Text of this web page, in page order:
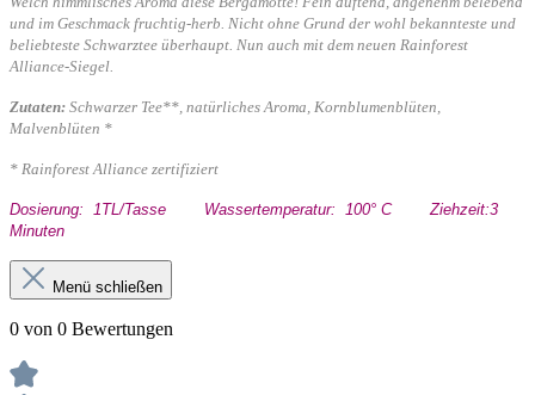
und im Geschmack fruchtig-herb. Nicht ohne Grund der wohl bekannteste und
beliebteste Schwarztee überhaupt. Nun auch mit dem neuen Rainforest
Alliance-Siegel.
Zutaten: Schwarzer Tee**, natürliches Aroma, Kornblumenblüten,
Malvenblüten *
* Rainforest Alliance zertifiziert
Dosierung: 1TL/Tasse Wassertemperatur: 100° C Ziehzeit:3
Minuten
Menü schließen
0 von 0 Bewertungen